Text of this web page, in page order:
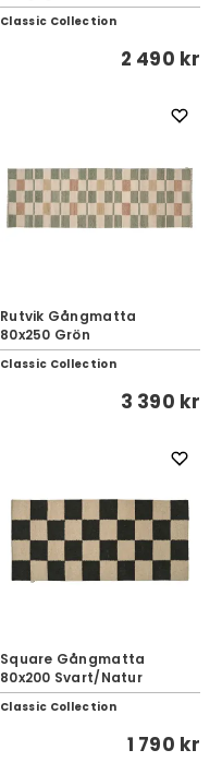
Classic Collection
2 490 kr
Rutvik Gångmatta
80x250 Grön
Classic Collection
3 390 kr
Square Gångmatta
80x200 Svart/Natur
Classic Collection
1 790 kr